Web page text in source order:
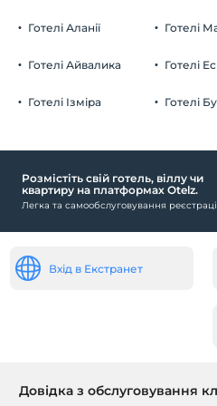
Басейн
Відкритий басейн (цілий
Робочі місця
Трансфер до / з
Тераса
Готелі Аланії
Готелі Айвалика
Готелі Ізміра
Готелі
Готелі
Готелі
Розмістіть свій готель, віллу чи
квартиру на платформах Otelz.
Легка та самообслуговування
Вхід в Екстранет
Довідка з обслуговування